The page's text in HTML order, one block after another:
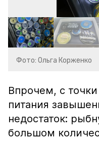
Фото: Ольга Корженко
Впрочем, с
питания
недостаток:
большом